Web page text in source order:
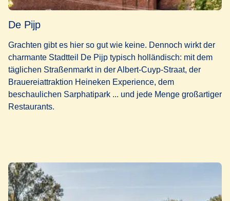
De Pijp
Grachten gibt es hier so gut wie keine. Dennoch wirkt der
charmante Stadtteil De Pijp typisch holländisch: mit dem
täglichen Straßenmarkt in der Albert-Cuyp-Straat, der
Brauereiattraktion Heineken Experience, dem
beschaulichen Sarphatipark ... und jede Menge großartiger
Restaurants.